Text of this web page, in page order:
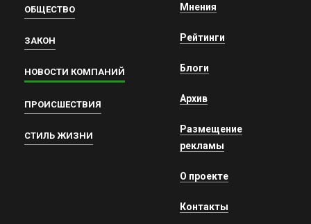
ОБЩЕСТВО
ЗАКОН
НОВОСТИ КОМПАНИЙ
ПРОИСШЕСТВИЯ
СТИЛЬ ЖИЗНИ
Мнения
Рейтинги
Блоги
Архив
Размещение
рекламы
О проекте
Контакты